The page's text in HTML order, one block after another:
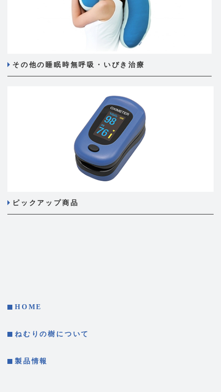
その他の睡眠時無呼吸・いびき治療
ピックアップ商品
HOME
ねむりの樹について
製品情報